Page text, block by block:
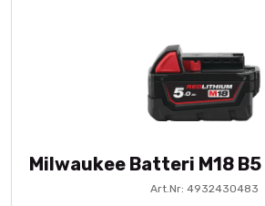
Milwaukee Batteri M18 B5
Art.Nr: 4932430483